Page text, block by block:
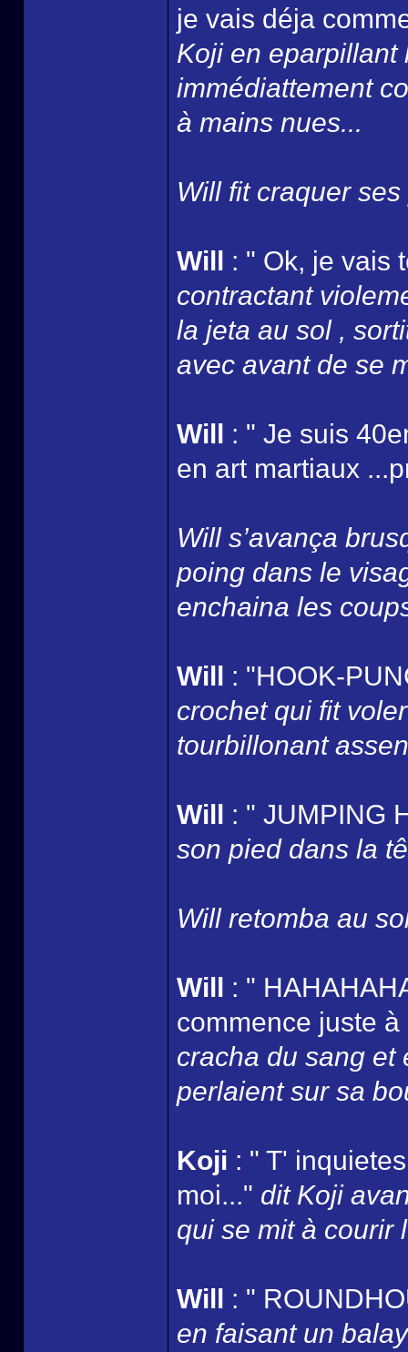
je vais déja
Koji en eparpillant
immédiattement
à mains nues...
Will fit craquer
Will : " Ok, je vais
contractant
la jeta au sol ,
avec avant de se
Will : " Je suis
en art martiaux
Will s’avança
poing dans le
enchaina les
Will : "HOOK-
crochet qui fit
tourbillonant
Will : " JUMPING
son pied dans la
Will retomba au
Will : "
commence juste
cracha du sang et
perlaient sur sa
Koji : " T'
moi..." dit Koji
qui se mit à courir
Will : "
en faisant un